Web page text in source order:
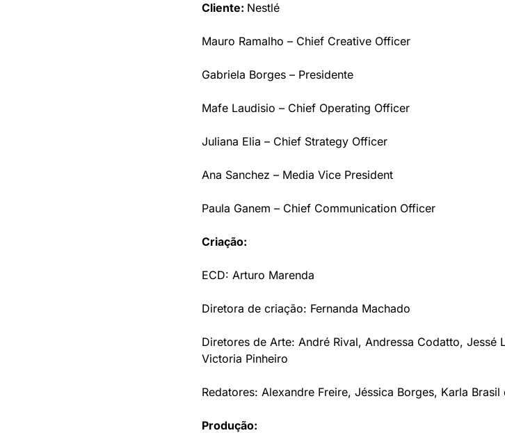
Cliente: Nestlé
Mauro Ramalho – Chief Creative Officer
Gabriela Borges – Presidente
Mafe Laudisio – Chief Operating Officer
Juliana Elia – Chief Strategy Officer
Ana Sanchez – Media Vice President
Paula Ganem – Chief Communication Officer
Criação:
ECD: Arturo Marenda
Diretora de criação: Fernanda Machado
Diretores de Arte: André Rival, Andressa Codatto, Jessé
Victoria Pinheiro
Redatores: Alexandre Freire, Jéssica Borges, Karla Brasil
Produção: